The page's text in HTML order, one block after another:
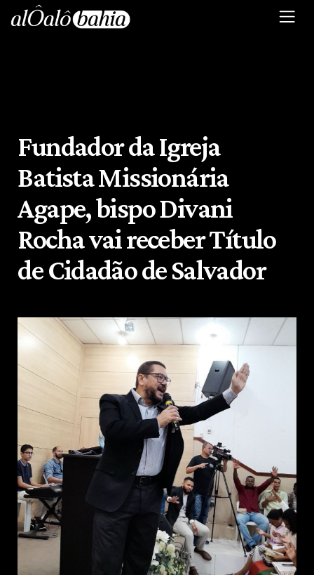
Fundador da Igreja
Batista Missionária
Agape, bispo Divani
Rocha vai receber Título
de Cidadão de Salvador